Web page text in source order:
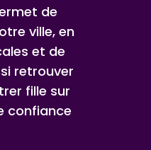
de
ville, en
et de
retrouver
fille sur
confiance